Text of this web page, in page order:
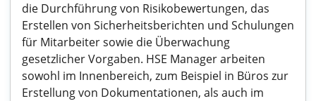
die Durchführung von Risikobewertungen, das
Erstellen von Sicherheitsberichten und Schulungen
für Mitarbeiter sowie die Überwachung
gesetzlicher Vorgaben. HSE Manager arbeiten
sowohl im Innenbereich, zum Beispiel in Büros zur
Erstellung von Dokumentationen, als auch im